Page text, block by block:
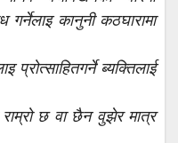
कानुनी कठघारामा
ब्यक्तिलाई
छ वा छैन वुझेर मात्र